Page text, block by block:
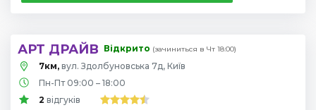
АРТ ДРАЙВ Відкрито (зачиниться в Чт 18:00)
7км, вул. Здолбуновська 7д, Київ
Пн-Пт 09:00 – 18:00
2 відгуків